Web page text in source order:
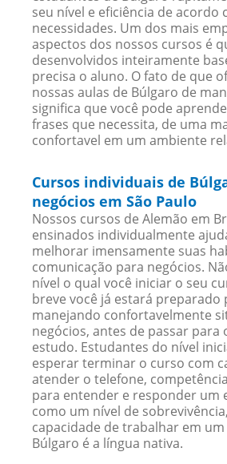
seu nível e eficiência de acordo
necessidades. Um dos mais
aspectos dos nossos cursos é
desenvolvidos inteiramente
precisa o aluno. O fato de que
nossas aulas de Búlgaro de
significa que você pode
frases que necessita, de uma
confortavel em um ambiente
Cursos individuais de
negócios em São Paulo
Nossos cursos de Alemão em
ensinados individualmente
melhorar imensamente suas
comunicação para negócios.
nível o qual você iniciar o seu
breve você já estará preparado
manejando confortavelmente
negócios, antes de passar para
estudo. Estudantes do nível
esperar terminar o curso com
atender o telefone,
para entender e responder um
como um nível de
capacidade de trabalhar em
Búlgaro é a língua nativa.